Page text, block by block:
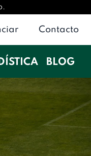
Contacto
BLOG